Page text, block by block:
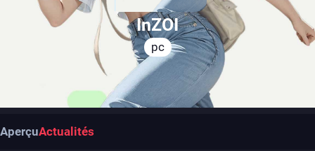
InZOI
pc
AperçuActualités